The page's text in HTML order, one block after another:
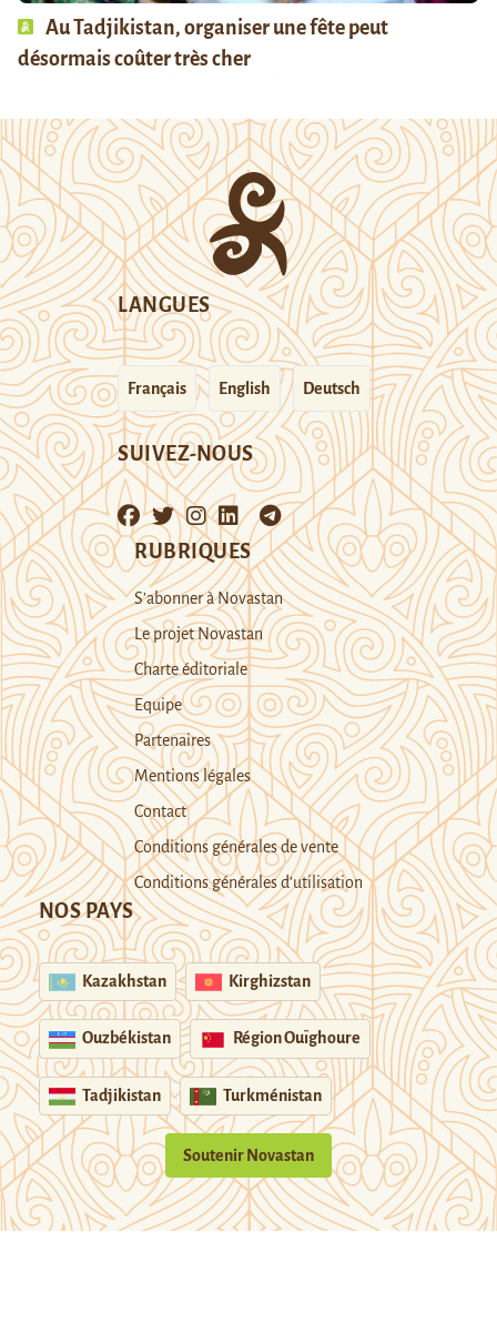
Au Tadjikistan, organiser une fête peut
désormais coûter très cher
LANGUES
Français English Deutsch
SUIVEZ-NOUS
RUBRIQUES
S’abonner à Novastan
Le projet Novastan
Charte éditoriale
Equipe
Partenaires
Mentions légales
Contact
Conditions générales de vente
Conditions générales d’utilisation
NOS PAYS
Kazakhstan Kirghizstan
Ouzbékistan Région Ouïghoure
Tadjikistan Turkménistan
Soutenir Novastan